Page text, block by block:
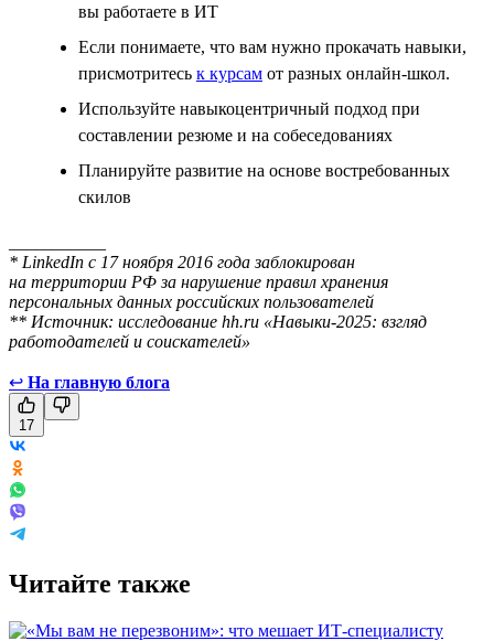
вы работаете в ИТ
Если понимаете, что вам нужно прокачать навыки,
присмотритесь к курсам от разных онлайн-школ.
Используйте навыкоцентричный подход при
составлении резюме и на собеседованиях
Планируйте развитие на основе востребованных
скилов
* LinkedIn с 17 ноября 2016 года заблокирован
на территории РФ за нарушение правил хранения
персональных данных российских пользователей
** Источник: исследование hh.ru «Навыки-2025: взгляд
работодателей и соискателей»
↩ На главную блога
17
Читайте также